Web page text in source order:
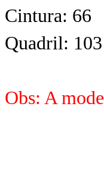
Cintura: 66
Quadril: 103
Obs: A